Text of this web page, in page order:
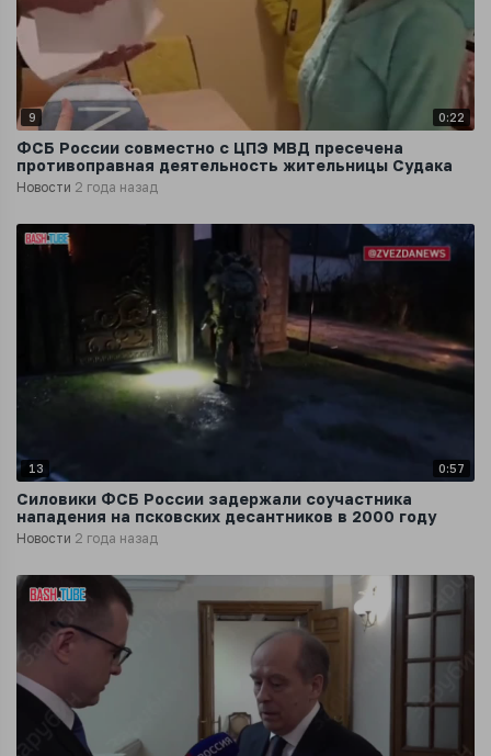
9 0:22
ФСБ России совместно с ЦПЭ МВД пресечена
противоправная деятельность жительницы Судака
Новости 2 года назад
13 0:57
Силовики ФСБ России задержали соучастника
нападения на псковских десантников в 2000 году
Новости 2 года назад